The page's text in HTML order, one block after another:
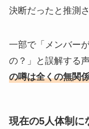
決断だったと推測さ
一部で「メンバー
の？」と誤解する
の噂は全くの無関
現在の5人体制に